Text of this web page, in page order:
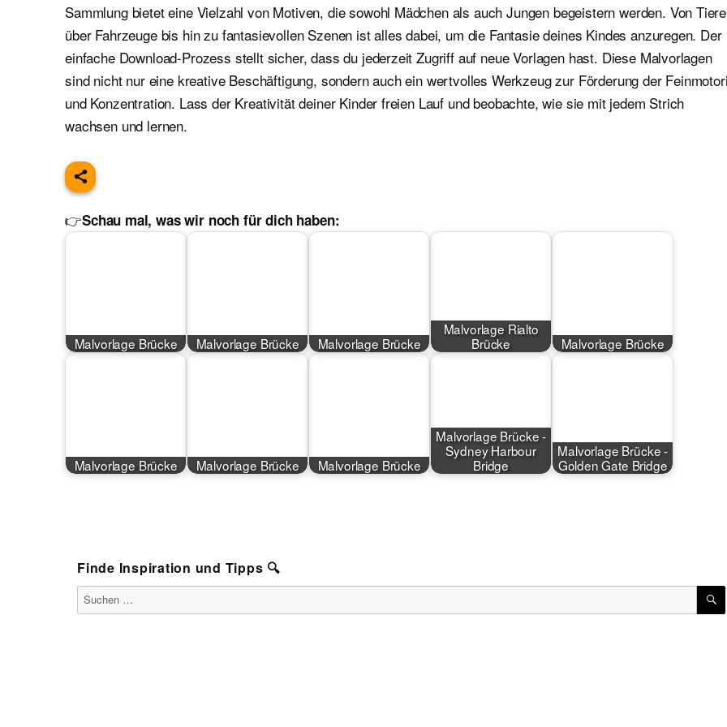
Sammlung bietet eine Vielzahl von Motiven, die sowohl Mädchen als auch Jungen begeistern werden. Von
über Fahrzeuge bis hin zu fantasievollen Szenen ist alles dabei, um die Fantasie deines Kindes anzuregen. Der
einfache Download-Prozess stellt sicher, dass du jederzeit Zugriff auf neue Vorlagen hast. Diese Malvorlagen
sind nicht nur eine kreative Beschäftigung, sondern auch ein wertvolles Werkzeug zur Förderung der
und Konzentration. Lass der Kreativität deiner Kinder freien Lauf und beobachte, wie sie mit jedem Strich
wachsen und lernen.
👉Schau mal, was wir noch für dich haben:
Malvorlage Brücke Malvorlage Brücke Malvorlage Brücke
Malvorlage Rialto
Brücke
Malvorlage Brücke
Malvorlage Brücke Malvorlage Brücke Malvorlage Brücke
Malvorlage Brücke -
Sydney Harbour
Bridge
Malvorlage Brücke -
Golden Gate Bridge
Finde Inspiration und Tipps 🔍
Suchen
nach: